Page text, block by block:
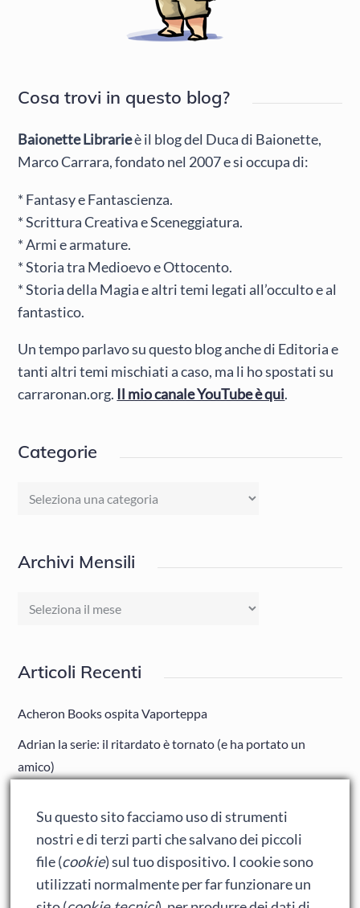
Cosa trovi in questo blog?
Baionette Librarieè il blog del Duca di Baionette,
Marco Carrara, fondato nel 2007 e si occupa di:
* Fantasy e Fantascienza.
* Scrittura Creativa e Sceneggiatura.
* Armi e armature.
* Storia tra Medioevo e Ottocento.
* Storia della Magia e altri temi legati all’occulto e al
fantastico.
Un tempo parlavo su questo blog anche di Editoria e
tanti altri temi mischiati a caso, ma li ho spostati su
carraronan.org. Il mio canale YouTube è qui.
Categorie
Categorie
Archivi Mensili
Archivi
Articoli Recenti
Acheron Books ospita Vaporteppa
Adrian la serie: il ritardato è tornato (e ha portato un
amico)
Ralph spacca Internet: analisi del film
Bumblebee: un buon film dei Transformers
Su questo sito facciamo uso di strumenti
nostri e di terzi parti che salvano dei piccoli
file (cookie) sul tuo dispositivo. I cookie sono
utilizzati normalmente per far funzionare un